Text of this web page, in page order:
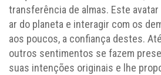
transferência de almas. Este
ar do planeta e interagir com os
aos poucos, a confiança destes.
outros sentimentos se fazem
suas intenções originais e lhe